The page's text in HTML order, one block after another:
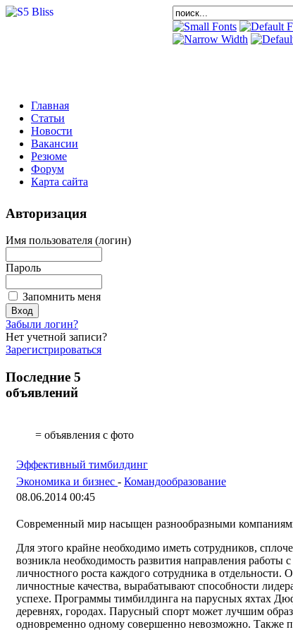
Главная
Статьи
Новости
Вакансии
Резюме
Форум
Карта сайта
Авторизация
Имя пользователя (логин)
Пароль
Запомнить меня
Забыли логин?
Нет учетной записи?
Зарегистрироваться
Последние 5
объявлений
= объявления с фото
Эффективный тимбилдинг
Экономика и бизнес - Командообразование
08.06.2014 00:45
Современный мир насыщен разнообразными
Для этого крайне необходимо иметь сотрудников,
возникла необходимость развития направления
личностного роста каждого сотрудника в
личностные качества, вырабатывают способности
успехе. Программы тимбилдинга на парусных яхтах
деревнях, городах. Парусный спорт может лучшим
одновременно одному совершенно невозможно. Также